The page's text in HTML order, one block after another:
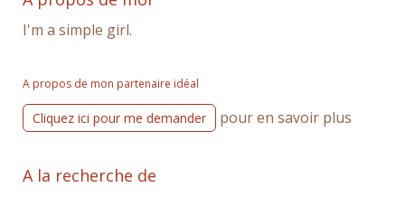
I'm a simple girl.
A propos de mon partenaire idéal
Cliquez ici pour me demander pour en savoir plus
A la recherche de